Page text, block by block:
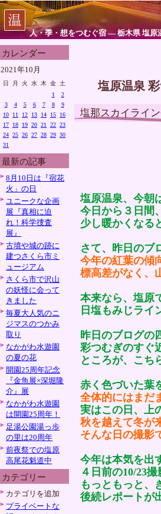
人・季・想をつむぐ宿 ― 栃木県 塩原
カレンダー
2021年10月
日 月 火 水 木 金
土
1
2
3
4 5 6 7 8
9
10
11 12 13 14 15
16
17
18 19 20 21 22 23
24 25 26 27 28 29 30
31
最新の記事
8月10日は『宿花
火」の日
ユニークな企画
展『真相に迫
れ！科学捜査
展』
古墳や城の跡に
建つさくら市ミ
ュージアム
さくら市で沢山
の妖怪に会って
きました
毎夏大人気のニ
ジマスのつかみ
取り
なかがわ水遊園
の夏の花
開園25周年記念
『金魚展×深堀隆
介』展
なかがわ水遊園
は開園25周年！
足湯公園湯っ歩
の里は20周年
前夜祭での塩原
高尾花魁道中
カテゴリー
カテゴリを追加
プライベートな
塩原温泉
塩那スカイライ
塩原温泉、今朝
今日から３日間
少し暖かくなる
さて、昨日のブ
今年の紅葉の傾
標高差がなく、
本来なら、塩原
日塩もみじライ
昨日のブログの
彩つむぎのすぐ
ところが、こち
赤く色づいた葉
全体的にはまだ
実はこの日、上
秋を越えて冬が
そんな日の撮影
今年は本気を出
４日前の10/23
もっともっと、
後続レポートが